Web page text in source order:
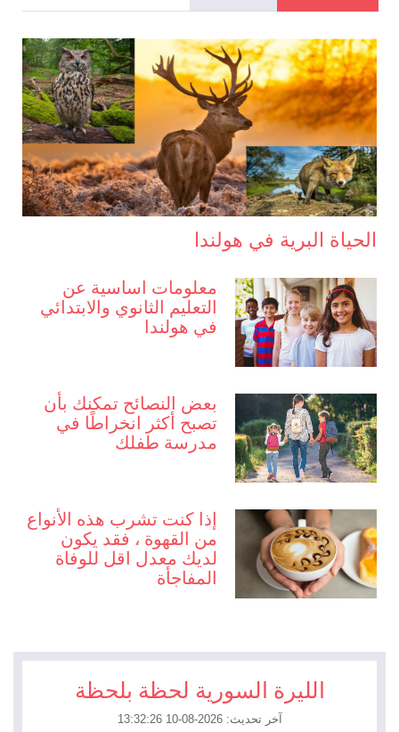
الحياة البرية في هولندا
معلومات اساسية عن
التعليم الثانوي والابتدائي
في هولندا
بعض النصائح تمكنك بأن
تصبح أكثر انخراطًا في
مدرسة طفلك
إذا كنت تشرب هذه الأنواع
من القهوة ، فقد يكون
لديك معدل اقل للوفاة
المفاجأة
الليرة السورية لحظة بلحظة
آخر تحديث: 2026-08-10 13:32:26